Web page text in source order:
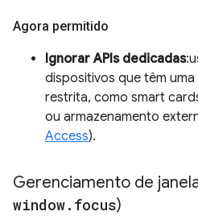
Agora permitido
Ignorar APIs dedicadas
dispositivos que têm
restrita, como smart
ou armazenamento
Access).
Gerenciamento de
window. focus)